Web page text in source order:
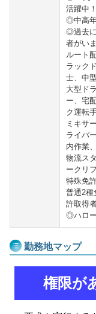
活躍中！
◎中高
◎過去
者がいま
ルート
ラック
士、中
大型ド
ー、宅
ク運転
ミキサ
ライバ
内作業
物流ス
ークリ
特殊免
普通2種
許取得
◎ハロー
勤務地マップ